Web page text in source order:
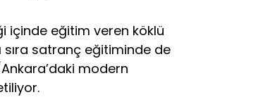
içinde eğitim veren köklü
sıra satranç eğitiminde de
modern